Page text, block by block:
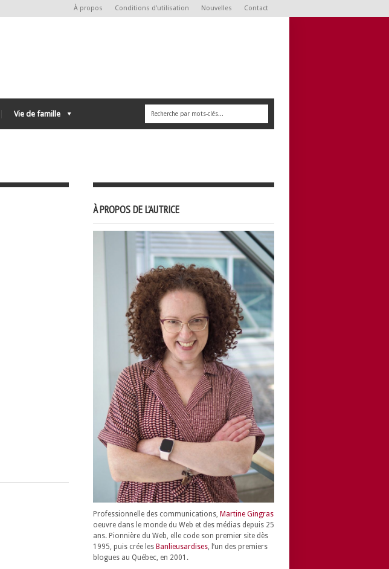
À propos Conditions d’utilisation Nouvelles Contact
Vie de famille
À PROPOS DE L’AUTRICE
Professionnelle des communications, Martine Gingras
oeuvre dans le monde du Web et des médias depuis 25
ans. Pionnière du Web, elle code son premier site dès
1995, puis crée les Banlieusardises , l’un des premiers
blogues au Québec, en 2001.